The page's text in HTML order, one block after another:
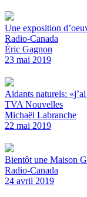
Une exposition
Radio-Canada
Éric Gagnon
23 mai 2019
Aidants naturels:
TVA Nouvelles
Michaël Labranche
22 mai 2019
Bientôt une Maison
Radio-Canada
24 avril 2019